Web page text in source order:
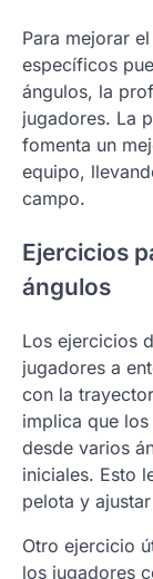
Para mejorar
específicos
ángulos, la
jugadores. La
fomenta un
equipo,
campo.
Ejercicios
ángulos
Los ejercicios
jugadores a
con la
implica que
desde varios
iniciales. Esto
pelota y
Otro ejercicio
los jugadores